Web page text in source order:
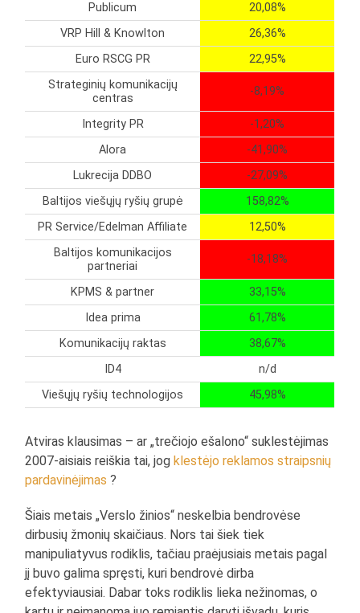
Publicum
20,08%
VRP Hill & Knowlton
26,36%
Euro RSCG PR
22,95%
Strateginių komunikacijų
centras
-8,19%
Integrity PR
-1,20%
Alora
-41,90%
Lukrecija DDBO
-27,09%
Baltijos viešųjų ryšių grupė
158,82%
PR Service/Edelman Affiliate
12,50%
Baltijos komunikacijos
partneriai
-18,18%
KPMS & partner
33,15%
Idea prima
61,78%
Komunikacijų raktas
38,67%
ID4
n/d
Viešųjų ryšių technologijos
45,98%
Atviras klausimas – ar „trečiojo ešalono“ suklestėjimas
2007-aisiais reiškia tai, jog klestėjo reklamos straipsnių
pardavinėjimas ?
Šiais metais „Verslo žinios“ neskelbia bendrovėse
dirbusių žmonių skaičiaus. Nors tai šiek tiek
manipuliatyvus rodiklis, tačiau praėjusiais metais pagal
jį buvo galima spręsti, kuri bendrovė dirba
efektyviausiai. Dabar toks rodiklis lieka nežinomas, o